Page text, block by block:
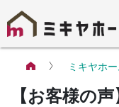
ミキヤホ
【お客様の